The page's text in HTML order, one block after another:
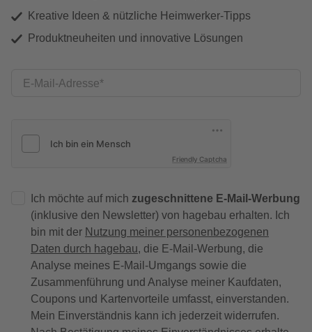
Kreative Ideen & nützliche Heimwerker-Tipps
Produktneuheiten und innovative Lösungen
E-Mail-Adresse
Friendly Captcha
Ich möchte auf mich zugeschnittene E-Mail-Werbung
(inklusive den Newsletter) von hagebau erhalten. Ich
bin mit der Nutzung meiner personenbezogenen
Daten durch hagebau, die E-Mail-Werbung, die
Analyse meines E-Mail-Umgangs sowie die
Zusammenführung und Analyse meiner Kaufdaten,
Coupons und Kartenvorteile umfasst, einverstanden.
Mein Einverständnis kann ich jederzeit widerrufen.